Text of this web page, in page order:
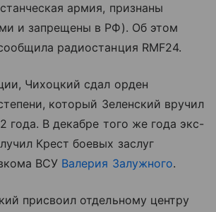
армия, признаны
и запрещены в РФ). Об этом
радиостанция RMF24.
Чихоцкий сдал орден
который Зеленский вручил
года. В декабре того же года экс-
Крест боевых заслуг
ВСУ Валерия Залужного.
присвоил отдельному центру